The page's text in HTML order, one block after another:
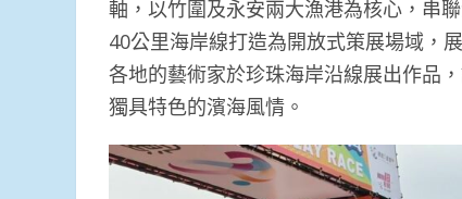
軸，以竹圍及永安兩大漁港為核心，串
40公里海岸線打造為開放式策展場域，
各地的藝術家於珍珠海岸沿線展出作品
獨具特色的濱海風情。